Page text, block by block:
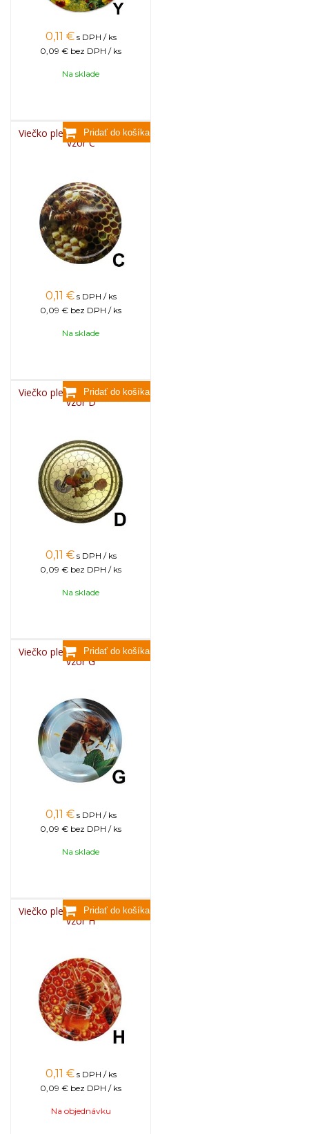
0,11 € s DPH / ks
0,09 € bez DPH / ks
Na sklade
Viečko plechové TWIST 82 -
vzor C
0,11 € s DPH / ks
0,09 € bez DPH / ks
Na sklade
Viečko plechové TWIST 82 -
vzor D
0,11 € s DPH / ks
0,09 € bez DPH / ks
Na sklade
Viečko plechové TWIST 82 -
vzor G
0,11 € s DPH / ks
0,09 € bez DPH / ks
Na sklade
Viečko plechové TWIST 82 -
vzor H
0,11 € s DPH / ks
0,09 € bez DPH / ks
Na objednávku